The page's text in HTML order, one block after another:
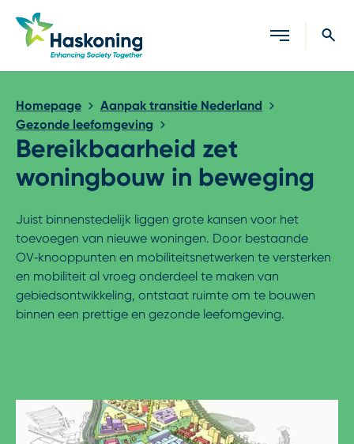
Sluiten
Homepage
Aanpak transitie Nederland
Gezonde leefomgeving
Bereikbaarheid zet
woningbouw in beweging
Juist binnenstedelijk liggen grote kansen voor het
toevoegen van nieuwe woningen. Door bestaande
OV‑knooppunten en mobiliteitsnetwerken te versterken
en mobiliteit al vroeg onderdeel te maken van
gebiedsontwikkeling, ontstaat ruimte om te bouwen
binnen een prettige en gezonde leefomgeving.